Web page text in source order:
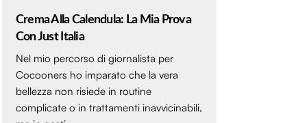
Crema Alla Calendula: La Mia Prova
Con Just Italia
Nel mio percorso di giornalista per
Cocooners ho imparato che la vera
bellezza non risiede in routine
complicate o in trattamenti inavvicinabili,